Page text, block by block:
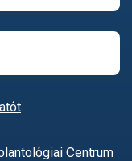
Centrum